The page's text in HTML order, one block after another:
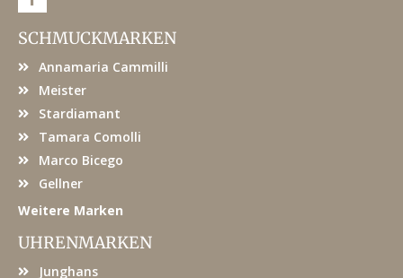
a
e
b
o
SCHMUCKMARKEN
Annamaria Cammilli
Meister
Stardiamant
Tamara Comolli
Marco Bicego
Gellner
Weitere Marken
UHRENMARKEN
Junghans